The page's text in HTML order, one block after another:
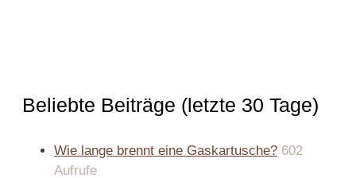
Beliebte Beiträge (letzte 30 Tage)
Wie lange brennt eine Gaskartusche? 602
Aufrufe